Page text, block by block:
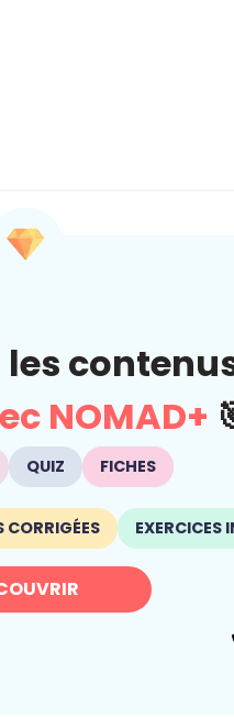
NOMAD+
QUIZ FICHES
CORRIGÉES EXERCICES